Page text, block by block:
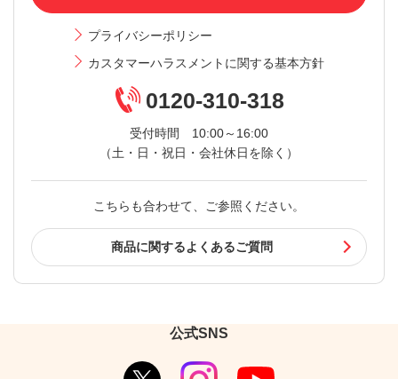
プライバシーポリシー
カスタマーハラスメントに関する基本方針
0120-310-318
受付時間 10:00～16:00
（土・日・祝日・会社休日を除く）
こちらも合わせて、ご参照ください。
商品に関するよくあるご質問
公式SNS